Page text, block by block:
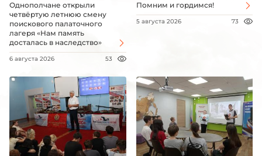
Однополчане открыли
четвёртую летнюю смену
поискового палаточного
лагеря «Нам память
досталась в наследство»
6 августа 2026 53
Помним и гордимся!
5 августа 2026 73